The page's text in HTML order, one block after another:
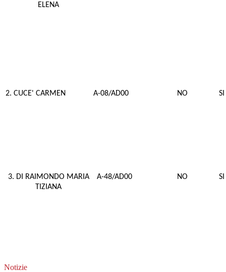
ELENA
2. CUCE' CARMEN A-08/AD00 NO SI
3. DI RAIMONDO MARIA
TIZIANA
A-48/AD00 NO SI
Notizie